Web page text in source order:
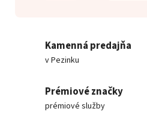
Kamenná predajňa
v Pezinku
Prémiové značky
prémiové služby